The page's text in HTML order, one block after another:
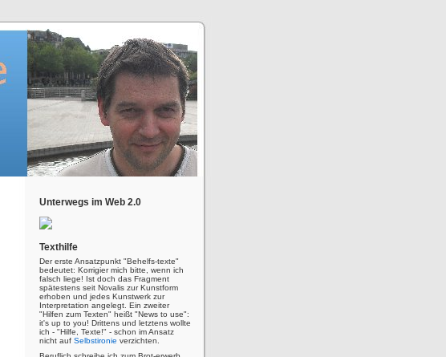
Unterwegs im Web 2.0
Texthilfe
Der erste Ansatzpunkt "Behelfs-texte"
bedeutet: Korrigier mich bitte, wenn ich
falsch liege! Ist doch das Fragment
spätestens seit Novalis zur Kunstform
erhoben und jedes Kunstwerk zur
Interpretation angelegt. Ein zweiter
"Hilfen zum Texten" heißt "News to use":
it's up to you! Drittens und letztens wollte
ich - "Hilfe, Texte!" - schon im Ansatz
nicht auf Selbstironie verzichten.